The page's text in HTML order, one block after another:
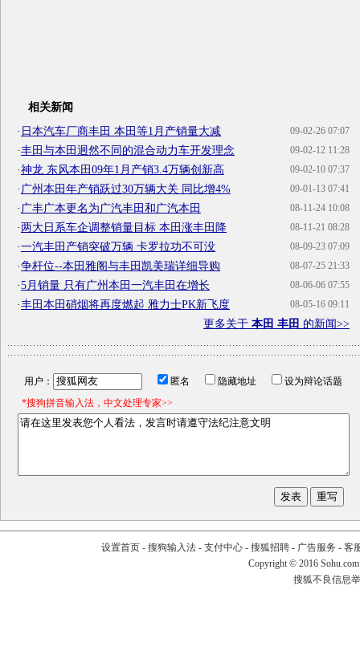
相关新闻
09-02-26 07:07
· 日本汽车厂商丰田 本田等1月产销量大减
09-02-12 11:28
·丰田与本田迥然不同的混合动力车开发理念
09-02-10 07:37
·神龙 东风本田09年1月产销3.4万辆创新高
09-01-13 07:41
· 广州本田年产销跃过30万辆大关 同比增4%
08-11-24 10:08
· 广丰广本更名为广汽丰田和广汽本田
08-11-21 08:28
·两大日系车企调整销量目标 本田涨丰田降
08-09-23 07:09
·一汽丰田产销突破万辆 卡罗拉功不可没
08-07-25 21:33
·争杆位--本田雅阁与丰田凯美瑞详细导购
08-06-06 07:55
·5月销量 只有广州本田一汽丰田在增长
08-05-16 09:11
·丰田本田硝烟将再度燃起 雅力士PK新飞度
更多关于 本田 丰田 的新闻>>
用户： 匿名 隐藏地址
设为辩论话题
*搜狗拼音输入法，中文处理专家>>
设置首页- 搜狗输入法- 支付中心- 搜狐招聘- 广告服务 - 客
Copyright © 2016
搜狐不良信息